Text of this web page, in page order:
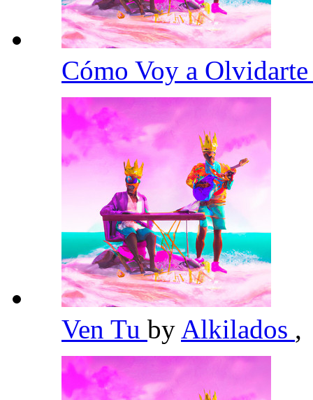
Cómo Voy a
Ven Tu by Alkilados ,